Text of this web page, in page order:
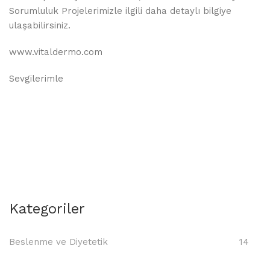
Kategoriler
Beslenme ve Diyetetik 14
Sorumluluk Projelerimizle ilgili daha detaylı bilgiye
ulaşabilirsiniz.
www.vitaldermo.com
Sevgilerimle